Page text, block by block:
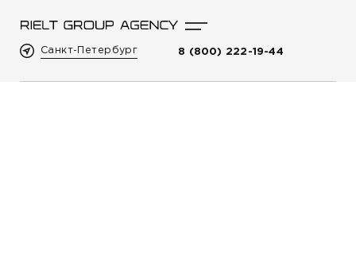
Санкт-Петербург 8 (800) 222-19-44